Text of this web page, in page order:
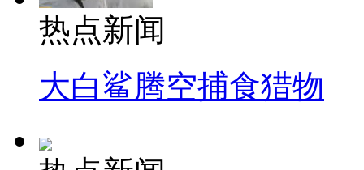
热点新闻
大白鲨腾空捕食猎物